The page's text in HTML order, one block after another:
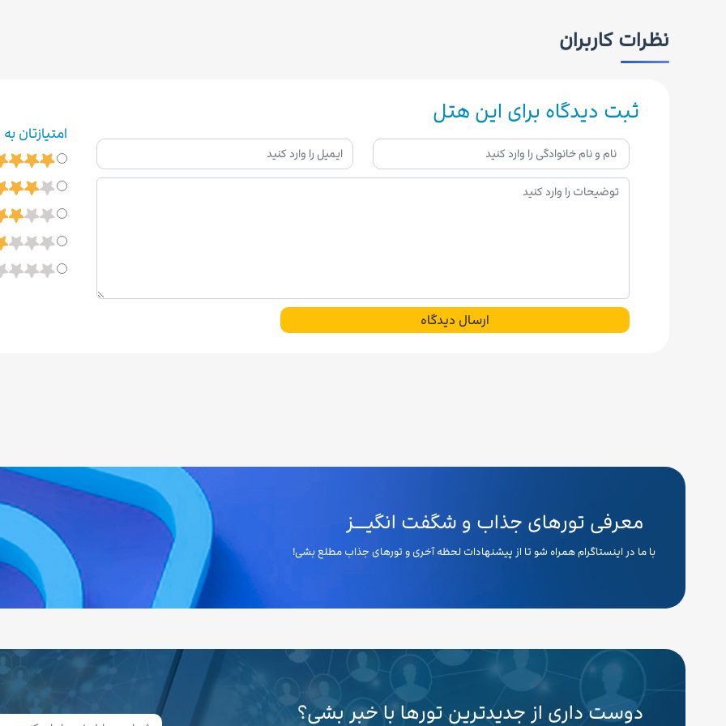
نظرات کاربران
ثبت دیدگاه برای این هتل
ارسال دیدگاه
امتیازتان
معرفی تورهای جذاب و شگفت انگیـــز
با ما در اینستاگرام همراه شو تا از پیشنهادات لحظه آخری و تورهای جذاب مطلع بشی!
دوست داری از جدیدترین تورها با خبر بشی؟